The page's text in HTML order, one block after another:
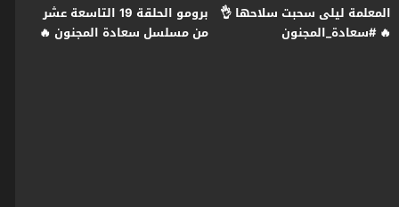
المعلمة ليلى سحبت سلاحها 👌
🔥 #سعادة_المجنون
برومو الحلقة 19 التاسعة عشر
من مسلسل سعادة المجنون 🔥